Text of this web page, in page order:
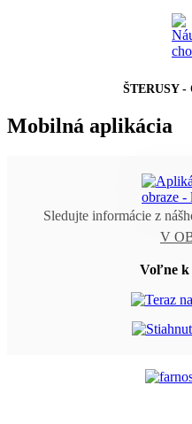
ŠTERUSY
Mobilná aplikácia
Sledujte informácie z
V
Voľne k